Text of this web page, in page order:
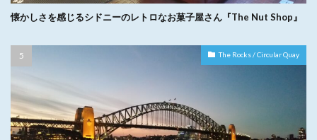
懐かしさを感じるシドニーのレトロなお菓子屋さん『The Nut Shop』
The Rocks / Circular Quay